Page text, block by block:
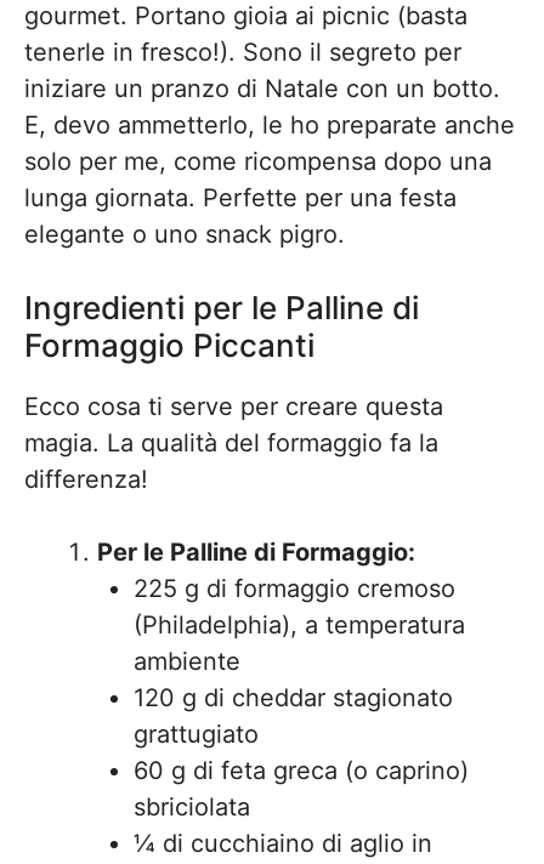
gourmet. Portano gioia ai picnic (basta
tenerle in fresco!). Sono il segreto per
iniziare un pranzo di Natale con un botto.
E, devo ammetterlo, le ho preparate anche
solo per me, come ricompensa dopo una
lunga giornata. Perfette per una festa
elegante o uno snack pigro.
Ingredienti per le Palline di
Formaggio Piccanti
Ecco cosa ti serve per creare questa
magia. La qualità del formaggio fa la
differenza!
Per le Palline di Formaggio:
225 g di formaggio cremoso
(Philadelphia), a temperatura
ambiente
120 g di cheddar stagionato
grattugiato
60 g di feta greca (o caprino)
sbriciolata
¼ di cucchiaino di aglio in